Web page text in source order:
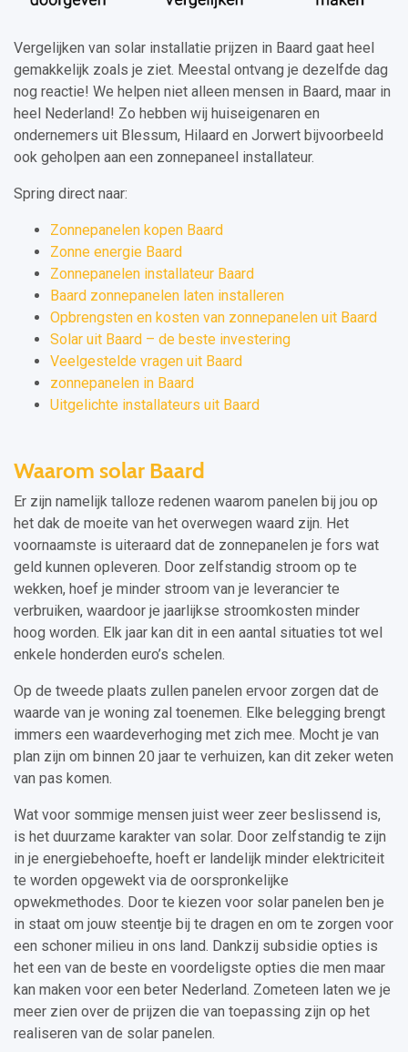
Vergelijken van solar installatie prijzen in Baard gaat heel
gemakkelijk zoals je ziet. Meestal ontvang je dezelfde dag
nog reactie! We helpen niet alleen mensen in Baard, maar in
heel Nederland! Zo hebben wij huiseigenaren en
ondernemers uit Blessum, Hilaard en Jorwert bijvoorbeeld
ook geholpen aan een zonnepaneel installateur.
Spring direct naar:
Zonnepanelen kopen Baard
Zonne energie Baard
Zonnepanelen installateur Baard
Baard zonnepanelen laten installeren
Opbrengsten en kosten van zonnepanelen uit Baard
Solar uit Baard – de beste investering
Veelgestelde vragen uit Baard
zonnepanelen in Baard
Uitgelichte installateurs uit Baard
Waarom solar Baard
Er zijn namelijk talloze redenen waarom panelen bij jou op
het dak de moeite van het overwegen waard zijn. Het
voornaamste is uiteraard dat de zonnepanelen je fors wat
geld kunnen opleveren. Door zelfstandig stroom op te
wekken, hoef je minder stroom van je leverancier te
verbruiken, waardoor je jaarlijkse stroomkosten minder
hoog worden. Elk jaar kan dit in een aantal situaties tot wel
enkele honderden euro’s schelen.
Op de tweede plaats zullen panelen ervoor zorgen dat de
waarde van je woning zal toenemen. Elke belegging brengt
immers een waardeverhoging met zich mee. Mocht je van
plan zijn om binnen 20 jaar te verhuizen, kan dit zeker weten
van pas komen.
Wat voor sommige mensen juist weer zeer beslissend is,
is het duurzame karakter van solar. Door zelfstandig te zijn
in je energiebehoefte, hoeft er landelijk minder elektriciteit
te worden opgewekt via de oorspronkelijke
opwekmethodes. Door te kiezen voor solar panelen ben je
in staat om jouw steentje bij te dragen en om te zorgen voor
een schoner milieu in ons land. Dankzij subsidie opties is
het een van de beste en voordeligste opties die men maar
kan maken voor een beter Nederland. Zometeen laten we je
meer zien over de prijzen die van toepassing zijn op het
realiseren van de solar panelen.